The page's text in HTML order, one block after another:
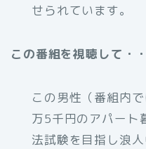
せられています。
この番組を視聴して・
この男性（番組内
万5千円のアパート
法試験を目指し浪